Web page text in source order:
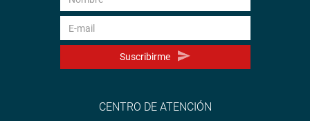
Suscribirme
CENTRO DE ATENCIÓN